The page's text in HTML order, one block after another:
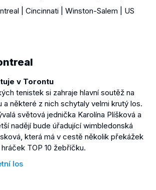
| Cincinnati | Winston-Salem | US
v Torontu
tenistek si zahraje hlavní soutěž na
a některé z nich schytaly velmi krutý los.
světová jednička Karolína Plíšková a
nadějí bude úřadující wimbledonská
která má v cestě několik překážek
TOP 10 žebříčku.
los